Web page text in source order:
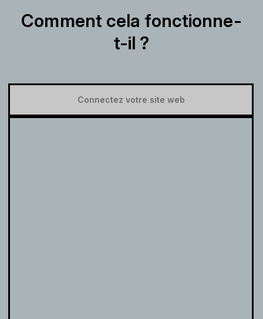
Comment cela fonctionne-
t-il ?
Connectez votre site web